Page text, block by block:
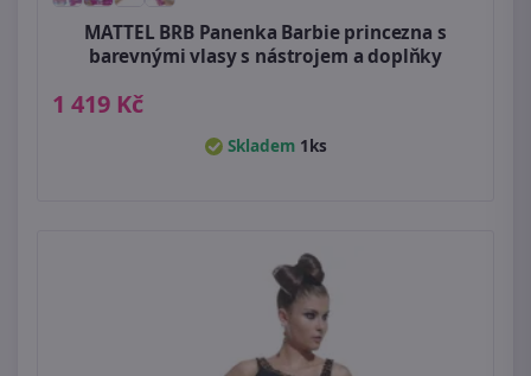
MATTEL BRB Panenka Barbie princezna s
barevnými vlasy s nástrojem a doplňky
1 419 Kč
Skladem 1ks